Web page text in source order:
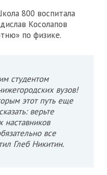
800 воспитала
Косолапов
по физике.
студентом
вузов!
этот путь еще
верьте
наставников
все
Глеб Никитин.